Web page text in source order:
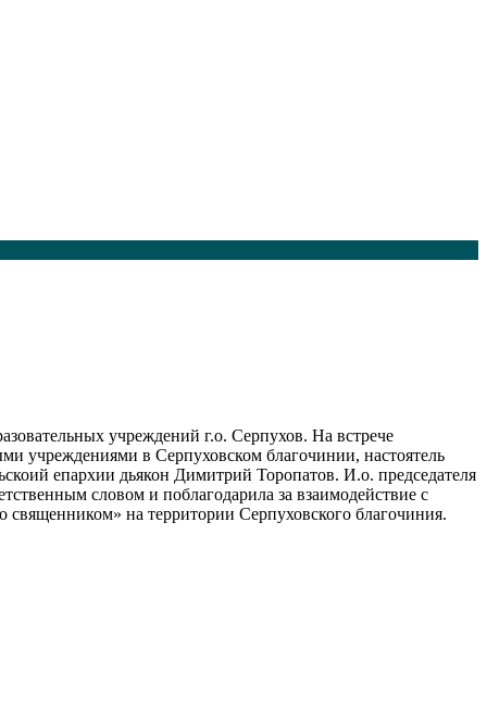
учреждений г.о. Серпухов. На встрече
учреждениями в Серпуховском благочинии, настоятель
епархии дьякон Димитрий Торопатов. И.о. председателя
словом и поблагодарила за взаимодействие с
на территории Серпуховского благочиния.